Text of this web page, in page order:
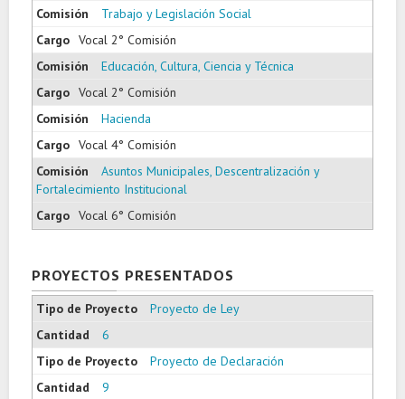
Trabajo y Legislación Social
Vocal 2° Comisión
Educación, Cultura, Ciencia y Técnica
Vocal 2° Comisión
Hacienda
Vocal 4° Comisión
Asuntos Municipales, Descentralización y
Fortalecimiento Institucional
Vocal 6° Comisión
PROYECTOS PRESENTADOS
Proyecto de Ley
6
Proyecto de Declaración
9